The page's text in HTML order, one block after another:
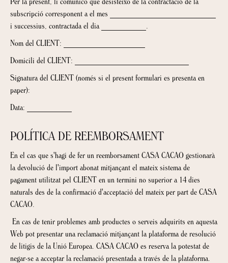
subscripció corresponent a el mes __________________________
i successius, contractada el dia ___________.
Nom del CLIENT: ____________________
Domicili del CLIENT: ____________________________
Signatura del CLIENT (només si el present formulari es presenta en
paper):
Data: ___________
POLÍTICA DE REEMBORSAMENT
En el cas que s'hagi de fer un reemborsament CASA CACAO gestionarà
la devolució de l'import abonat mitjançant el mateix sistema de
pagament utilitzat pel CLIENT en un termini no superior a 14 dies
naturals des de la confirmació d'acceptació del mateix per part de CASA
CACAO.
En cas de tenir problemes amb productes o serveis adquirits en aquesta
Web pot presentar una reclamació mitjançant la plataforma de resolució
de litigis de la Unió Europea. CASA CACAO es reserva la potestat de
negar-se a acceptar la reclamació presentada a través de la plataforma.